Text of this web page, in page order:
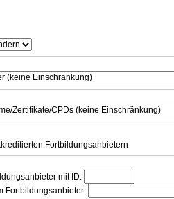
Fortbildungsanbietern
mit ID:
Fortbildungsanbieter: